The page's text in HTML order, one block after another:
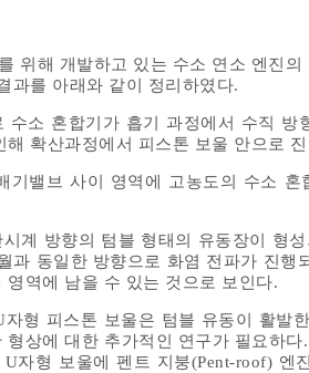
위해 개발하고 있는 수소 연소 엔진
과를 아래와 같이 정리하였다.
수소 혼합기가 흡기 과정에서 수직
해 확산과정에서 피스톤 보울 안으로
기밸브 사이 영역에 고농도의 수소
계 방향의 텀블 형태의 유동장이 형
과 동일한 방향으로 화염 전파가 진
영역에 남을 수 있는 것으로 보인다.
자형 피스톤 보울은 텀블 유동이 활발
형상에 대한 추가적인 연구가 필요하
자형 보울에 펜트 지붕(Pent-roof)